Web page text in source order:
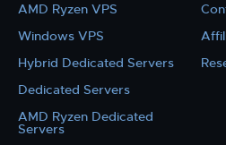
AMD Ryzen VPS
Windows VPS
Hybrid Dedicated Servers
Dedicated Servers
AMD Ryzen Dedicated
Servers